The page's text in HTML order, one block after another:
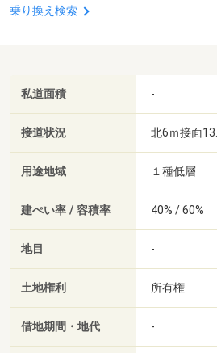
乗り換え検索
私道面積 -
接道状況 北6ｍ接面
用途地域 １種低層
建ぺい率 / 容積率 40% / 60%
地目 -
土地権利 所有権
借地期間・地代 -